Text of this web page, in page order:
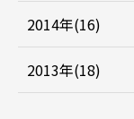
2014年(16)
2013年(18)